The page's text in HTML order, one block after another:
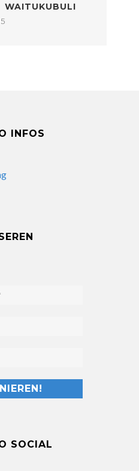
WAITUKUBULI
INFOS
SOCIAL